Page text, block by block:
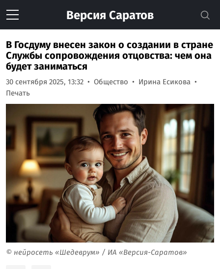
Версия Саратов
В Госдуму внесен закон о создании в стране
Службы сопровождения отцовства: чем она
будет заниматься
30 сентября 2025, 13:32 Общество
Ирина Есикова
Печать
© нейросеть «Шедеврум» / ИА «Версия-Саратов»